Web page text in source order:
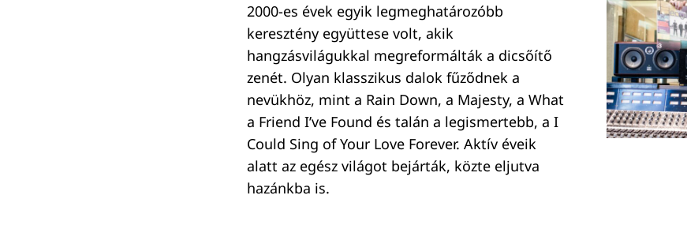
2000-es évek egyik legmeghatározóbb
keresztény együttese volt, akik
hangzásvilágukkal megreformálták a dicsőítő
zenét. Olyan klasszikus dalok fűződnek a
nevükhöz, mint a Rain Down, a Majesty, a What
a Friend I’ve Found és talán a legismertebb, a I
Could Sing of Your Love Forever. Aktív éveik
alatt az egész világot bejárták, közte eljutva
hazánkba is.